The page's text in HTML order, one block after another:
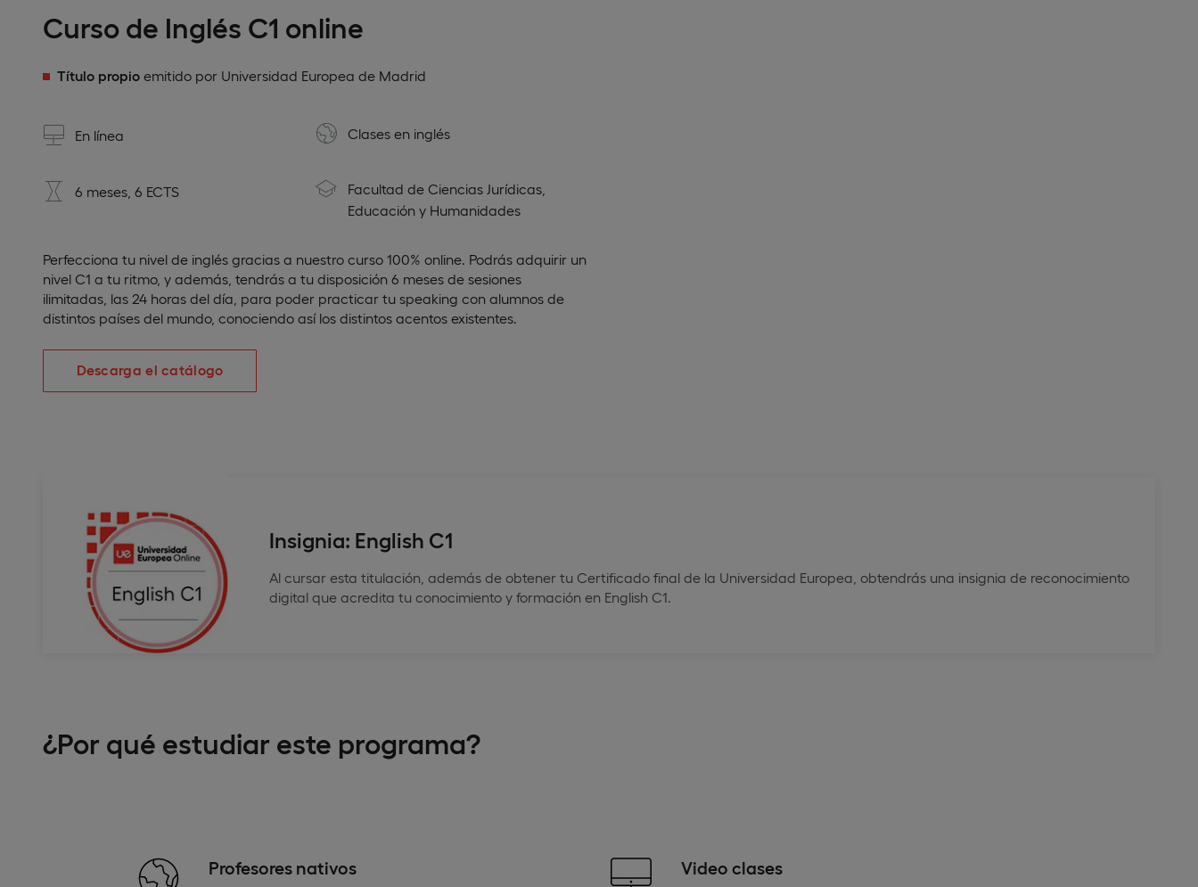
Curso de Inglés C1 online
Título propio emitido por Universidad Europea de Madrid
En línea Clases en inglés
6 meses, 6 ECTS
Facultad de Ciencias Jurídicas,
Educación y Humanidades
Perfecciona tu nivel de inglés gracias a nuestro curso 100% online. Podrás adquirir un
nivel C1 a tu ritmo, y además, tendrás a tu disposición 6 meses de sesiones
ilimitadas, las 24 horas del día, para poder practicar tu speaking con alumnos de
distintos países del mundo, conociendo así los distintos acentos existentes.
Descarga el catálogo
Insignia: English C1
Al cursar esta titulación, además de obtener tu Certificado final de la Universidad Europea, obtendrás una insignia de reconocimiento
digital que acredita tu conocimiento y formación en English C1.
¿Por qué estudiar este programa?
Profesores nativos Video clases